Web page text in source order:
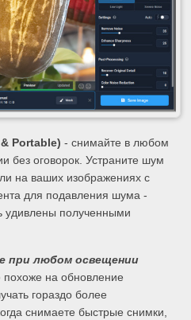
Portable) - cнимайте в любом
без оговорок. Устраните шум
на ваших изображениях с
для подавления шума -
удивлены полученными
при любом освещении
на обновление
гораздо более
снимаете быстрые снимки,